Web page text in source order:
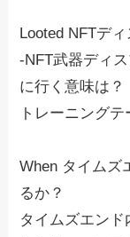
Looted NFTデ
-NFT武器ディ
に行く意味は？
トレーニング
When タイムズ
るか？
タイムズエンド